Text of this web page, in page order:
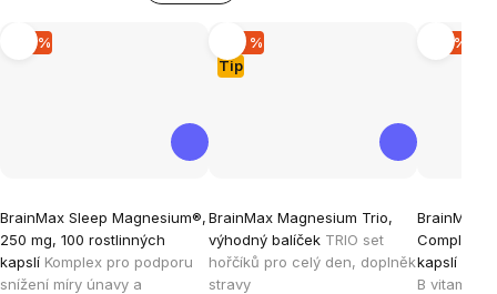
–10 %
BrainMax Sleep Magnesium®,
250 mg, 100 rostlinných
kapslí Komplex pro podporu
snížení míry únavy a
hodnocení
produktu
je
Tip
–20 %
BrainMax Magnesium Trio,
výhodný balíček TRIO set
hořčíků pro celý den, doplněk
stravy
hodnocení
produktu
je
–15 %
BrainMax
kapslí
B vitamínů
produktu
je